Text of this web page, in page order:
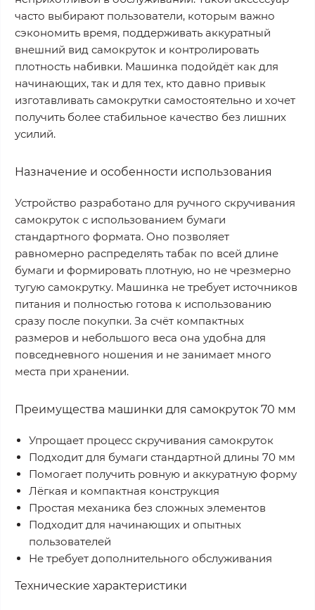
часто выбирают пользователи, которым важно
сэкономить время, поддерживать аккуратный
внешний вид самокруток и контролировать
плотность набивки. Машинка подойдёт как для
начинающих, так и для тех, кто давно привык
изготавливать самокрутки самостоятельно и хочет
получить более стабильное качество без лишних
усилий.
Назначение и особенности использования
Устройство разработано для ручного скручивания
самокруток с использованием бумаги
стандартного формата. Оно позволяет
равномерно распределять табак по всей длине
бумаги и формировать плотную, но не чрезмерно
тугую самокрутку. Машинка не требует источников
питания и полностью готова к использованию
сразу после покупки. За счёт компактных
размеров и небольшого веса она удобна для
повседневного ношения и не занимает много
места при хранении.
Преимущества машинки для самокруток 70 мм
Упрощает процесс скручивания самокруток
Подходит для бумаги стандартной длины 70 мм
Помогает получить ровную и аккуратную форму
Лёгкая и компактная конструкция
Простая механика без сложных элементов
Подходит для начинающих и опытных
пользователей
Не требует дополнительного обслуживания
Технические характеристики